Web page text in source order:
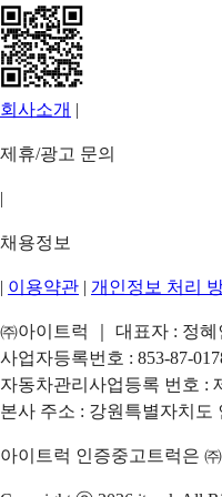
회사소개 |
제휴/광고 문의
|
채용정보
| 이용약관 | 개인정보 처리
㈜아이트럭 ｜ 대표자 : 정
사업자등록번호 : 853-87-
자동차관리사업등록 번호 :
본사 주소 : 강원특별자치도
아이트럭 인증중고트럭은